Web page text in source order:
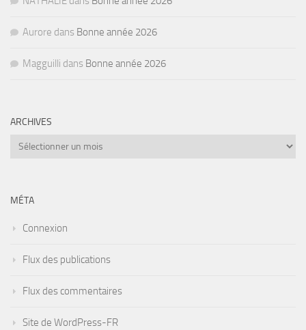
Aurore dans Bonne année 2026
Magguilli dans Bonne année 2026
ARCHIVES
Archives
MÉTA
Connexion
Flux des publications
Flux des commentaires
Site de WordPress-FR